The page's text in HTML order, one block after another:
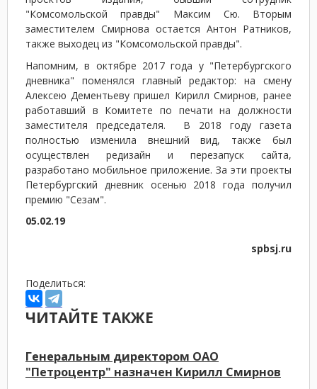
"Комсомольской правды" Максим Сю. Вторым
заместителем Смирнова остается Антон Ратников,
также выходец из "Комсомольской правды".
Напомним, в октябре 2017 года у "Петербургского
дневника" поменялся главный редактор: на смену
Алексею Дементьеву пришел Кирилл Смирнов, ранее
работавший в Комитете по печати на должности
заместителя председателя. В 2018 году газета
полностью изменила внешний вид, также был
осуществлен редизайн и перезапуск сайта,
разработано мобильное приложение. За эти проекты
Петербургский дневник осенью 2018 года получил
премию "Сезам".
05.02.19
spbsj.ru
Поделиться:
ЧИТАЙТЕ ТАКЖЕ
Генеральным директором ОАО
"Петроцентр" назначен Кирилл Смирнов